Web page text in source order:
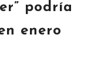
podría
enero